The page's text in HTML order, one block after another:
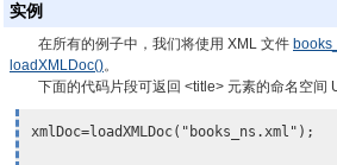
实例
在所有的例子中，我们将使用 XML 文件
loadXMLDoc()。
下面的代码片段可返回 <title> 元素的命名空间
xmlDoc=loadXMLDoc("books_ns.xml");